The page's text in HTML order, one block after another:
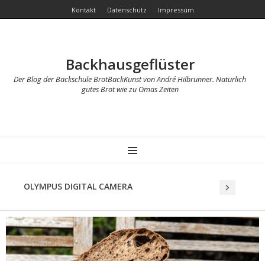
Kontakt Datenschutz Impressum
Backhausgeflüster
Der Blog der Backschule BrotBackKunst von André Hilbrunner. Natürlich
gutes Brot wie zu Omas Zeiten
MENU
OLYMPUS DIGITAL CAMERA